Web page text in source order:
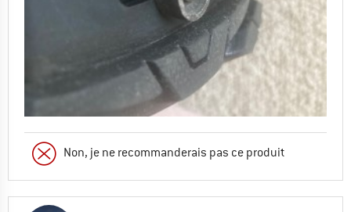
Non, je ne recommanderais pas ce produit